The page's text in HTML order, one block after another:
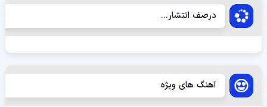
درصف انتشار...
آهنگ های ویژه